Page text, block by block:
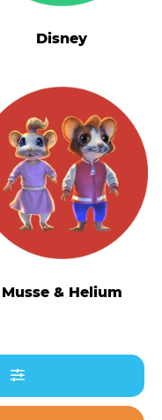
Disney
Musse & Helium